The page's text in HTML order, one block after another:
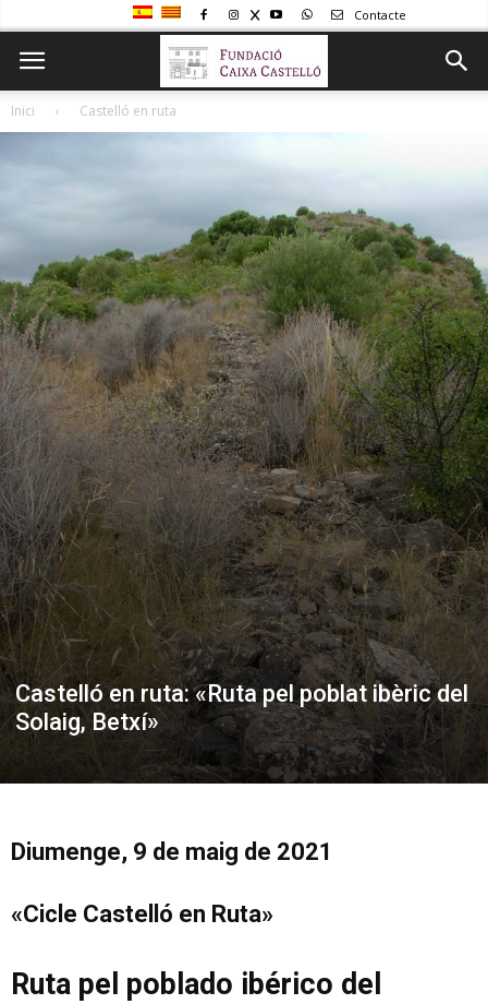
Contacte
Inici Castelló en ruta
Castelló en ruta: «Ruta pel poblat ibèric del
Solaig, Betxí»
Diumenge, 9 de maig de 2021
«Cicle Castelló en Ruta»
Ruta pel poblado ibérico del